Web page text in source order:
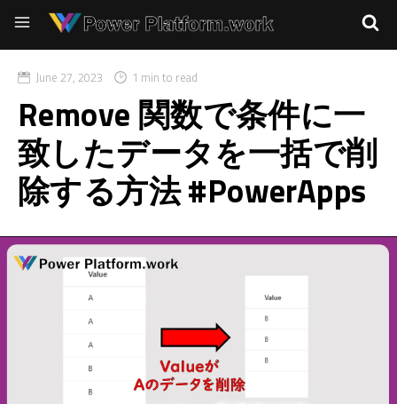
June 27, 2023 1 min to read
Remove 関数で条件に一
致したデータを一括で削
除する方法 #PowerApps